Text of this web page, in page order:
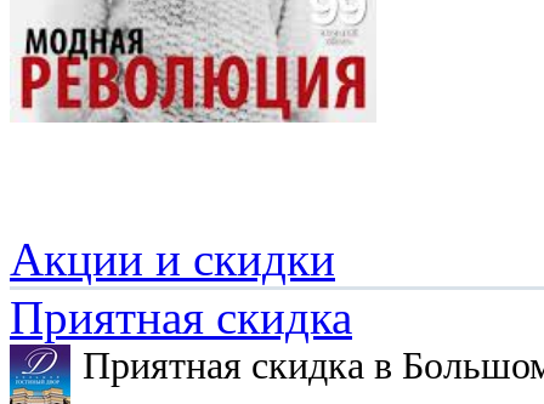
Акции и скидки
Приятная скидка
Приятная скидка в